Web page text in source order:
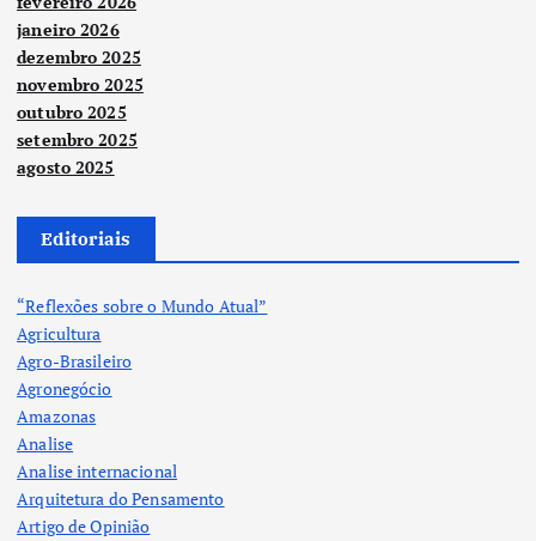
janeiro 2026
dezembro 2025
novembro 2025
outubro 2025
setembro 2025
agosto 2025
Editoriais
“Reflexões sobre o Mundo Atual”
Agricultura
Agro-Brasileiro
Agronegócio
Amazonas
Analise
Analise internacional
Arquitetura do Pensamento
Artigo de Opinião